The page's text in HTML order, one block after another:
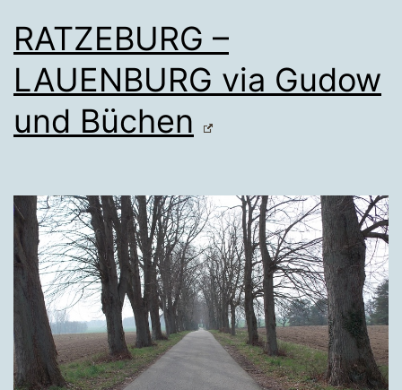
RATZEBURG –
LAUENBURG via Gudow
und Büchen